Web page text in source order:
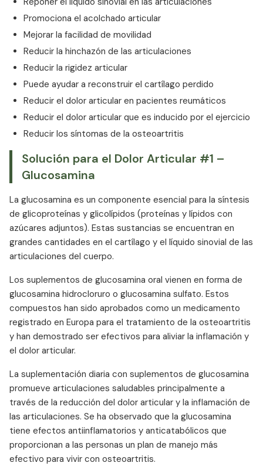
Promociona el acolchado articular
Mejorar la facilidad de movilidad
Reducir la hinchazón de las articulaciones
Reducir la rigidez articular
Puede ayudar a reconstruir el cartílago perdido
Reducir el dolor articular en pacientes reumáticos
Reducir el dolor articular que es inducido por el ejercicio
Reducir los síntomas de la osteoartritis
Solución para el Dolor Articular #1 –
Glucosamina
La glucosamina es un componente esencial para la síntesis
de glicoproteínas y glicolípidos (proteínas y lípidos con
azúcares adjuntos). Estas sustancias se encuentran en
grandes cantidades en el cartílago y el líquido sinovial de las
articulaciones del cuerpo.
Los suplementos de glucosamina oral vienen en forma de
glucosamina hidrocloruro o glucosamina sulfato. Estos
compuestos han sido aprobados como un medicamento
registrado en Europa para el tratamiento de la osteoartritis
y han demostrado ser efectivos para aliviar la inflamación y
el dolor articular.
La suplementación diaria con suplementos de glucosamina
promueve articulaciones saludables principalmente a
través de la reducción del dolor articular y la inflamación de
las articulaciones. Se ha observado que la glucosamina
tiene efectos antiinflamatorios y anticatabólicos que
proporcionan a las personas un plan de manejo más
efectivo para vivir con osteoartritis.